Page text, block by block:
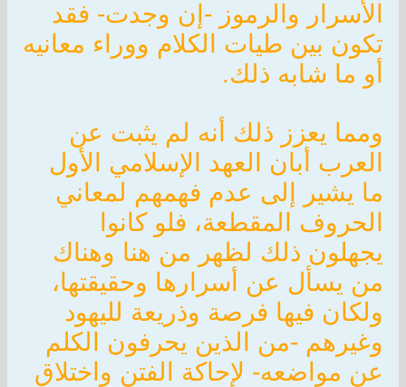
الأسرار والرموز -إن وجدت- فقد
تكون بين طيات الكلام ووراء معانيه
أو ما شابه ذلك.
ومما يعزز ذلك أنه لم يثبت عن
العرب أبان العهد الإسلامي الأول
ما يشير إلى عدم فهمهم لمعاني
الحروف المقطعة، فلو كانوا
يجهلون ذلك لظهر من هنا وهناك
من يسأل عن أسرارها وحقيقتها،
ولكان فيها فرصة وذريعة لليهود
وغيرهم -من الذين يحرفون الكلم
عن مواضعه- لإحاكة الفتن واختلاق